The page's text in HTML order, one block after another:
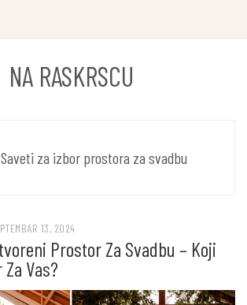
NA RASKRSCU
Saveti za izbor prostora za svadbu
13, 2024
Prostor Za Svadbu – Koji
Vas?